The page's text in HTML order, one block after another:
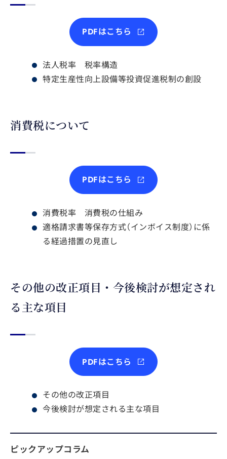
PDFはこちら
法人税率 税率構造
特定生産性向上設備等投資促進税制の創設
消費税について
PDFはこちら
消費税率 消費税の仕組み
適格請求書等保存方式（インボイス制度）に係
る経過措置の見直し
その他の改正項目・今後検討が想定され
る主な項目
PDFはこちら
その他の改正項目
今後検討が想定される主な項目
ピックアップコラム